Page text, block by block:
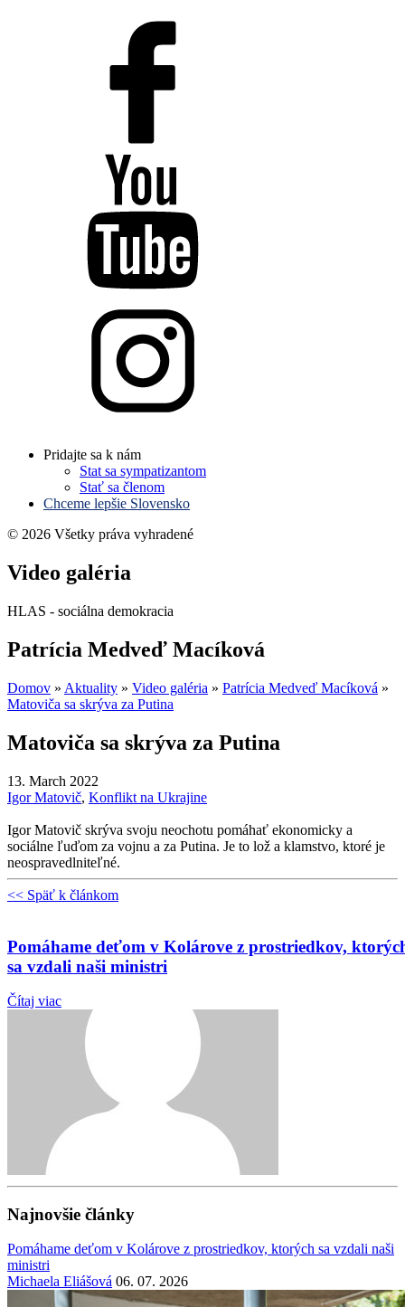
Pridajte sa k nám
Stat sa sympatizantom
Stať sa členom
Chceme lepšie Slovensko
© 2026 Všetky práva vyhradené
Video galéria
HLAS - sociálna demokracia
Patrícia Medveď Macíková
Domov » Aktuality » Video galéria » Patrícia Medveď Macíková »
Matoviča sa skrýva za Putina
Matoviča sa skrýva za Putina
13. March 2022
Igor Matovič, Konflikt na Ukrajine
Igor Matovič skrýva svoju neochotu pomáhať ekonomicky a
sociálne ľuďom za vojnu a za Putina. Je to lož a klamstvo, ktoré je
neospravedlniteľné.
<< Späť k článkom
Pomáhame deťom v Kolárove z prostriedkov,
sa vzdali naši ministri
Čítaj viac
Najnovšie články
Pomáhame deťom v Kolárove z prostriedkov, ktorých sa vzdali naši
ministri
Michaela Eliášová 06. 07. 2026